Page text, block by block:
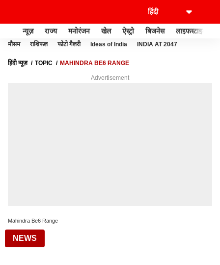
न्यूज़ राज्य मनोरंजन खेल ऐस्ट्रो बिजनेस लाइफस्टाइल
मौसम राशिफल फोटो गैलरी Ideas of India INDIA AT 2047
हिंदी न्यूज़ TOPIC MAHINDRA BE6 RANGE
Advertisement
Mahindra Be6 Range
NEWS